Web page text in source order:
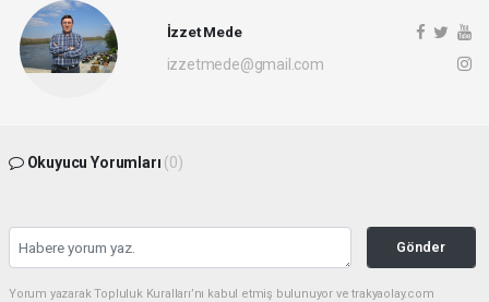
İzzet Mede
izzetmede@gmail.com
Okuyucu Yorumları (0)
Gönder
Yorum yazarak Topluluk Kuralları’nı kabul etmiş bulunuyor ve trakyaolay.com